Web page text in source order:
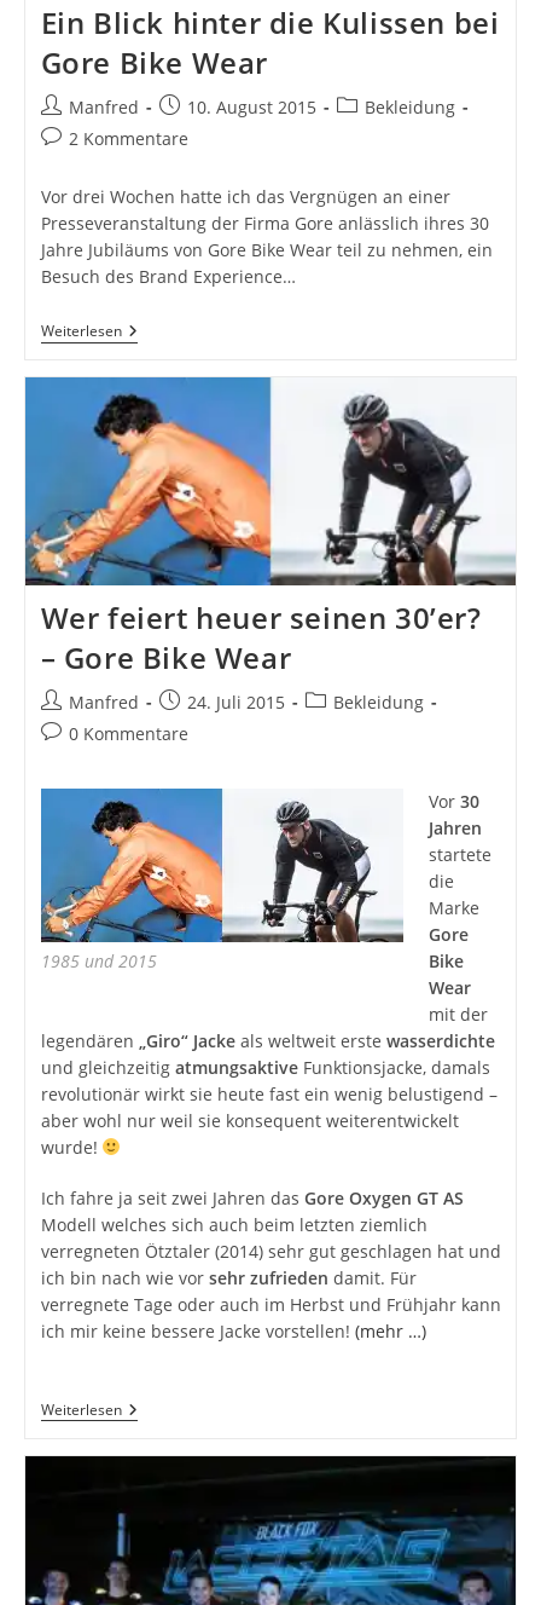
Ein Blick hinter die Kulissen bei
Gore Bike Wear
Beitrags-
Autor:
Manfred
Beitrag
veröffentlicht:
10. August 2015
Beitrags-
Bekleidung
Beitrags-
2 Kommentare
Vor drei Wochen hatte ich das Vergnügen an einer
Presseveranstaltung der Firma Gore anlässlich ihres 30
Jahre Jubiläums von Gore Bike Wear teil zu nehmen, ein
Besuch des Brand Experience…
WeiterlesenEin
Blick
Die
Kulissen
Bei
Gore
Bike
Wear
Wer feiert heuer seinen 30’er?
– Gore Bike Wear
Beitrags-
Autor:
Manfred
Beitrag
veröffentlicht:
24. Juli 2015
Beitrags-
Bekleidung
Beitrags-
0 Kommentare
1985 und 2015
Vor 30
Jahren
startete
die
Marke
Gore
Bike
Wear
mit der
legendären „Giro“ Jackeals weltweit erste wasserdichte
und gleichzeitig atmungsaktiveFunktionsjacke, damals
revolutionär wirkt sie heute fast ein wenig belustigend –
aber wohl nur weil sie konsequent weiterentwickelt
wurde!
Ich fahre ja seit zwei Jahren das Gore Oxygen GT AS
Modell welches sich auch beim letzten ziemlich
verregneten Ötztaler (2014) sehr gut geschlagen hat und
ich bin nach wie vor sehr zufrieden damit. Für
verregnete Tage oder auch im Herbst und Frühjahr kann
ich mir keine bessere Jacke vorstellen! (mehr …)
WeiterlesenWer
Feiert
Gore
Wear